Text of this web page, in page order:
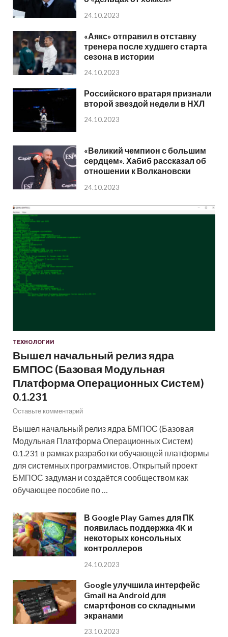
24.10.2023
«Аякс» отправил в отставку
тренера после худшего старта
сезона в истории
24.10.2023
Российского вратаря признали
второй звездой недели в НХЛ
24.10.2023
«Великий чемпион с большим
сердцем». Хабиб рассказал об
отношении к Волкановски
24.10.2023
ТЕХНОЛОГИИ
Вышел начальный релиз ядра
БМПОС (Базовая Модульная
Платформа Операционных Систем)
0.1.231
Оставьте комментарий
Вышел начальный релиз ядра БМПОС (Базовая
Модульная Платформа Операционных Систем)
0.1.231 в рамках разработки обучающей платформы
для системных программистов. Открытый проект
БМПОС задуман и создаётся сообществом как
обучающее пособие по …
В Google Play Games для ПК
появилась поддержка 4K и
некоторых консольных
контроллеров
24.10.2023
Google улучшила интерфейс
Gmail на Android для
смартфонов со складными
экранами
23.10.2023